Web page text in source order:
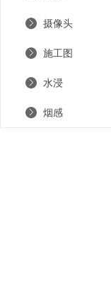
摄像头
施工图
水浸
烟感